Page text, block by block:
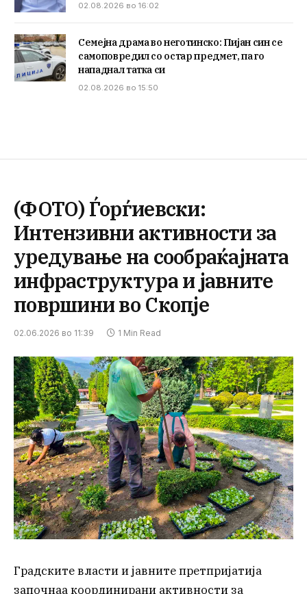
02.08.2026 во 16:02
Семејна драма во неготинско: Пијан син се
самоповредил со остар предмет, па го
нападнал татка си
02.08.2026 во 15:50
(ФОТО) Ѓорѓиевски:
Интензивни активности за
уредување на сообраќајната
инфраструктура и јавните
површини во Скопје
02.06.2026 во 11:39 1 Min Read
Градските власти и јавните претпријатија
започнаа координирани активности за